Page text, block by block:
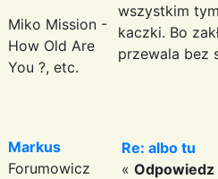
Miko Mission -
How Old Are
You ?, etc.
wszystkim
kaczki. Bo
przewala bez
Markus
Forumowicz
Re: albo tu
« Odpowiedz